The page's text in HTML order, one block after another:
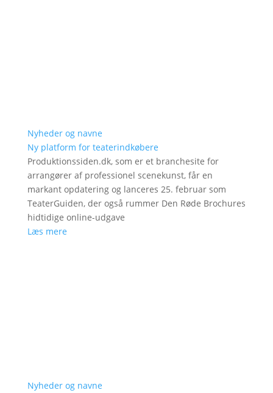
Nyheder og navne
Ny platform for teaterindkøbere
Produktionssiden.dk, som er et branchesite for
arrangører af professionel scenekunst, får en
markant opdatering og lanceres 25. februar som
TeaterGuiden, der også rummer Den Røde Brochures
hidtidige online-udgave
Læs mere
Nyheder og navne